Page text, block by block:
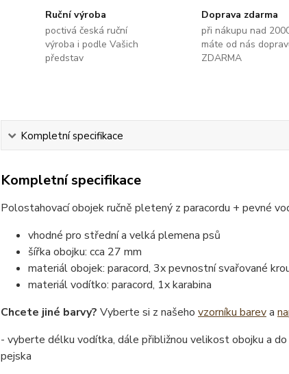
Ruční výroba
poctivá česká ruční
výroba i podle Vašich
představ
Doprava zdarma
při nákupu nad
máte od nás
ZDARMA
Kompletní specifikace
Kompletní specifikace
Polostahovací obojek ručně pletený z paracordu + pevné
vhodné pro střední a velká plemena psů
šířka obojku: cca 27 mm
materiál obojek: paracord, 3x pevnostní svařované
materiál vodítko: paracord, 1x karabina
Chcete jiné barvy? Vyberte si z našeho vzorníku bareva
- vyberte délku vodítka, dále přibližnou velikost obojku a
pejska